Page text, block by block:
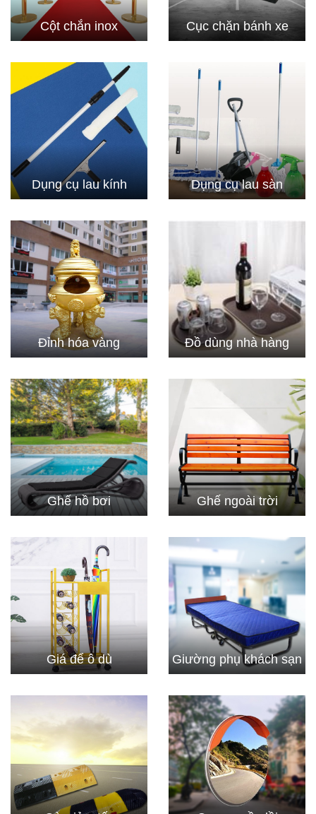
Cột chắn inox Cục chặn bánh xe
Dụng cụ lau kính Dụng cụ lau sàn
Đỉnh hóa vàng Đồ dùng nhà hàng
Ghế hồ bơi Ghế ngoài trời
Giá để ô dù Giường phụ khách sạn